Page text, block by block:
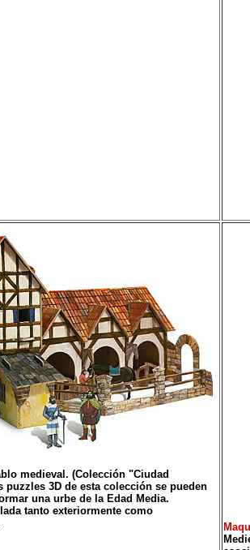
medieval. (Colección "Ciudad
puzzles 3D de esta colección se pueden
una urbe de la Edad Media.
tanto exteriormente como